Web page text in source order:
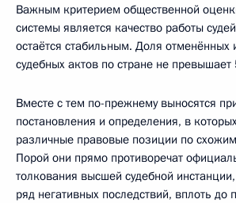
Важным критерием общественной
системы является качество работы
остаётся стабильным. Доля
судебных актов по стране не превышает
Вместе с тем по-прежнему выносятся
постановления и определения, в
различные правовые позиции по
Порой они прямо противоречат
толкования высшей судебной
ряд негативных последствий, вплоть до